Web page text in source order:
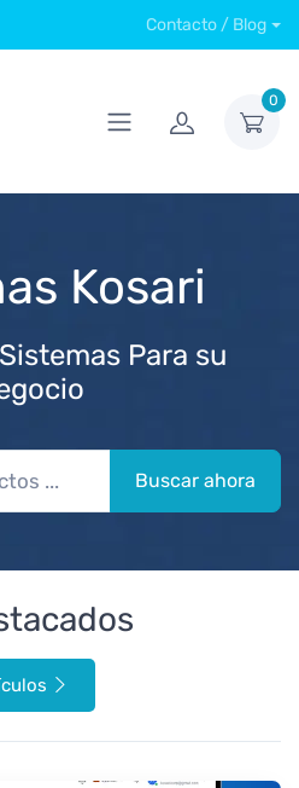
Contacto / Blog
0
Kosari
Para su
Buscar ahora